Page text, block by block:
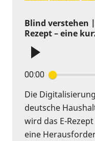
Blind verstehen |
Rezept – eine
00:00
Die
deutsche
wird das E-
eine